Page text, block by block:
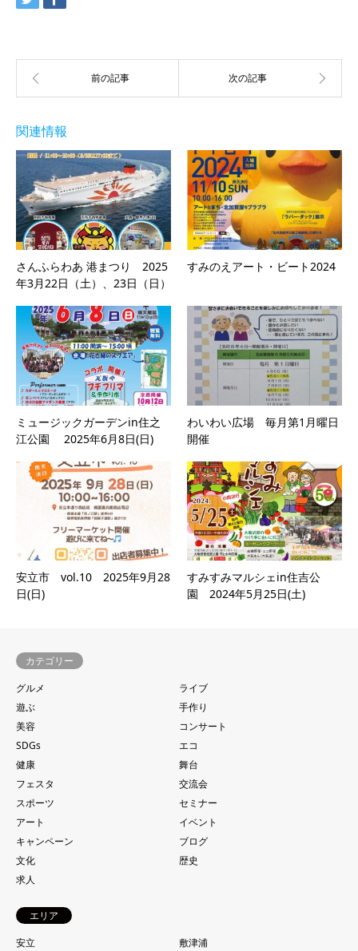
関連情報
さんふらわあ 港まつり 2025
年3月22日（土）、23日（日）
すみのえアート・ビート2024
ミュージックガーデンin住之
江公園 2025年6月8日(日)
わいわい広場 毎月第1月曜日
開催
安立市 vol.10 2025年9月28
日(日)
すみすみマルシェin住吉公
園 2024年5月25日(土)
カテゴリー
グルメ
ライブ
遊ぶ
手作り
美容
コンサート
SDGs
エコ
健康
舞台
フェスタ
交流会
スポーツ
セミナー
アート
イベント
キャンペーン
ブログ
文化
歴史
求人
エリア
安立
敷津浦